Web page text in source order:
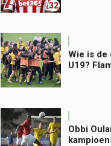
32
Wie is de
U19?
Obbi